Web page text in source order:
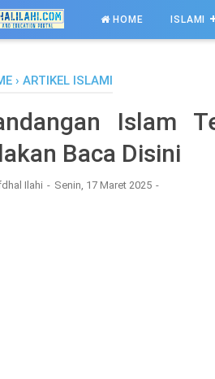
HOME ISLAMI
› ARTIKEL ISLAMI
Islam
Baca Disini
Ilahi Senin, 17 Maret 2025